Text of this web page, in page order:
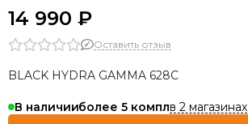
14 990 ₽
Оставить отзыв
BLACK HYDRA GAMMA 628C
В наличииболее 5 в 2 магазинах